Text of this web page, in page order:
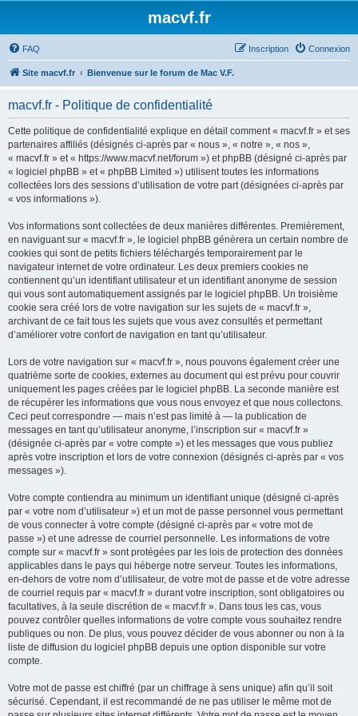
macvf.fr
FAQ Connexion
Inscription
Site macvf.fr Bienvenue sur le forum de Mac V.F.
macvf.fr - Politique de confidentialité
Cette politique de confidentialité explique en détail comment « macvf.fr » et ses
partenaires affiliés (désignés ci-après par « nous », « notre », « nos »,
« macvf.fr » et « https://www.macvf.net/forum ») et phpBB (désigné ci-après par
« logiciel phpBB » et « phpBB Limited ») utilisent toutes les informations
collectées lors des sessions d’utilisation de votre part (désignées ci-après par
« vos informations »).
Vos informations sont collectées de deux manières différentes. Premièrement,
en naviguant sur « macvf.fr », le logiciel phpBB génèrera un certain nombre de
cookies qui sont de petits fichiers téléchargés temporairement par le
navigateur internet de votre ordinateur. Les deux premiers cookies ne
contiennent qu’un identifiant utilisateur et un identifiant anonyme de session
qui vous sont automatiquement assignés par le logiciel phpBB. Un troisième
cookie sera créé lors de votre navigation sur les sujets de « macvf.fr »,
archivant de ce fait tous les sujets que vous avez consultés et permettant
d’améliorer votre confort de navigation en tant qu’utilisateur.
Lors de votre navigation sur « macvf.fr », nous pouvons également créer une
quatrième sorte de cookies, externes au document qui est prévu pour couvrir
uniquement les pages créées par le logiciel phpBB. La seconde manière est
de récupérer les informations que vous nous envoyez et que nous collectons.
Ceci peut correspondre — mais n’est pas limité à — la publication de
messages en tant qu’utilisateur anonyme, l’inscription sur « macvf.fr »
(désignée ci-après par « votre compte ») et les messages que vous publiez
après votre inscription et lors de votre connexion (désignés ci-après par « vos
messages »).
Votre compte contiendra au minimum un identifiant unique (désigné ci-après
par « votre nom d’utilisateur ») et un mot de passe personnel vous permettant
de vous connecter à votre compte (désigné ci-après par « votre mot de
passe ») et une adresse de courriel personnelle. Les informations de votre
compte sur « macvf.fr » sont protégées par les lois de protection des données
applicables dans le pays qui héberge notre serveur. Toutes les informations,
en-dehors de votre nom d’utilisateur, de votre mot de passe et de votre adresse
de courriel requis par « macvf.fr » durant votre inscription, sont obligatoires ou
facultatives, à la seule discrétion de « macvf.fr ». Dans tous les cas, vous
pouvez contrôler quelles informations de votre compte vous souhaitez rendre
publiques ou non. De plus, vous pouvez décider de vous abonner ou non à la
liste de diffusion du logiciel phpBB depuis une option disponible sur votre
compte.
Votre mot de passe est chiffré (par un chiffrage à sens unique) afin qu’il soit
sécurisé. Cependant, il est recommandé de ne pas utiliser le même mot de